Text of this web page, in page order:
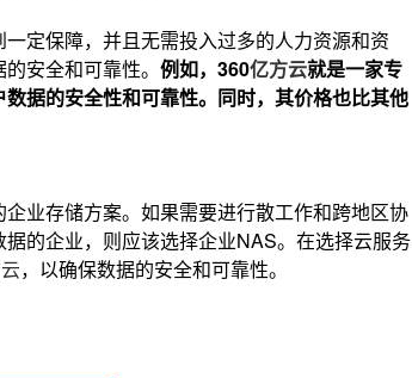
定保障，并且无需投入过多的人力资源和资
安全和可靠性。 例如，360亿方云就是一家专
据的安全性和可靠性。同时，其价格也比其他
业存储方案。如果需要进行散工作和跨地区协
的企业，则应该选择企业NAS。 在选择云服务
，以确保数据的安全和可靠性。